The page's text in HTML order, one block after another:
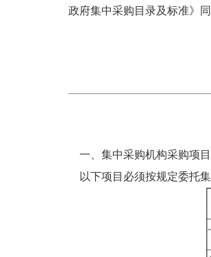
政府集中采购目录及标准》
一、集中采购机构采购项目
以下项目必须按规定委托